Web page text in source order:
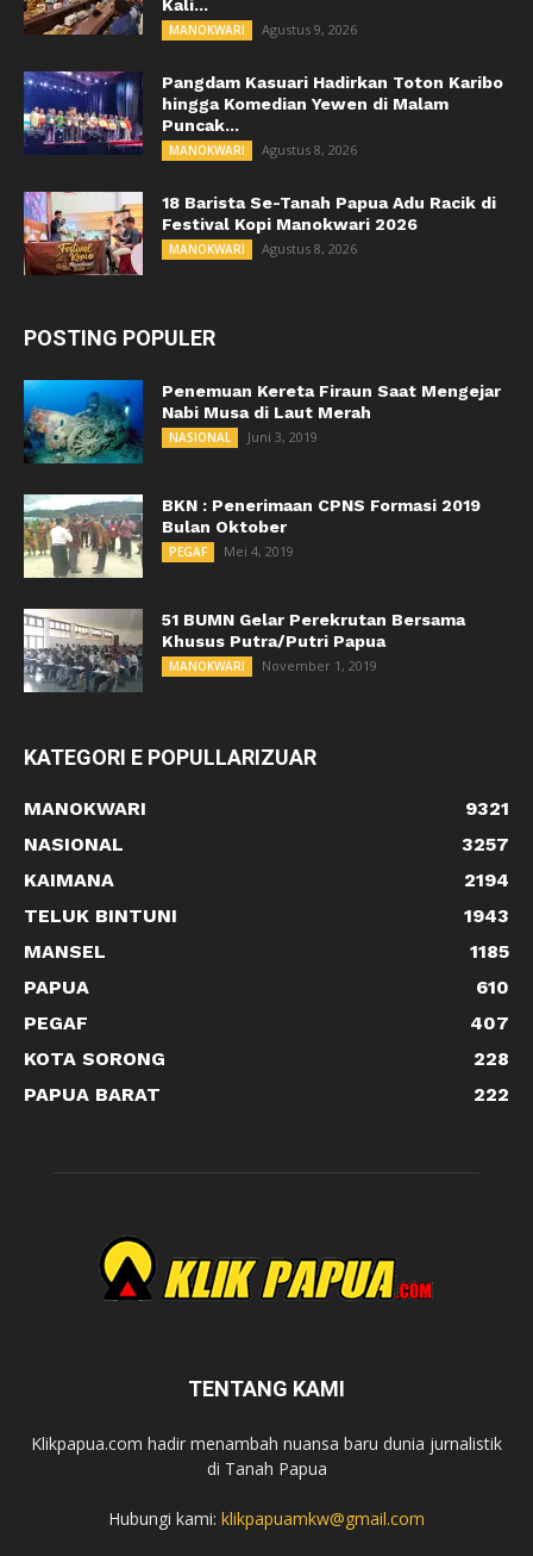
Kali...
MANOKWARI Agustus 9, 2026
Pangdam Kasuari Hadirkan Toton Karibo
hingga Komedian Yewen di Malam
Puncak...
MANOKWARI Agustus 8, 2026
18 Barista Se-Tanah Papua Adu Racik di
Festival Kopi Manokwari 2026
MANOKWARI Agustus 8, 2026
POSTING POPULER
Penemuan Kereta Firaun Saat Mengejar
Nabi Musa di Laut Merah
NASIONAL Juni 3, 2019
BKN : Penerimaan CPNS Formasi 2019
Bulan Oktober
PEGAF Mei 4, 2019
51 BUMN Gelar Perekrutan Bersama
Khusus Putra/Putri Papua
MANOKWARI November 1, 2019
KATEGORI E POPULLARIZUAR
MANOKWARI
9321
NASIONAL
3257
KAIMANA
2194
TELUK BINTUNI
1943
MANSEL
1185
PAPUA
610
PEGAF
407
KOTA SORONG
228
PAPUA BARAT
222
TENTANG KAMI
Klikpapua.com hadir menambah nuansa baru dunia jurnalistik
di Tanah Papua
Hubungi kami: klikpapuamkw@gmail.com